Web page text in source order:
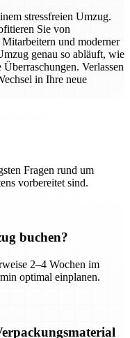
stressfreien Umzug.
Sie von
und moderner
genau so abläuft, wie
Verlassen
in Ihre neue
Fragen rund um
vorbereitet sind.
buchen?
2–4 Wochen im
optimal einplanen.